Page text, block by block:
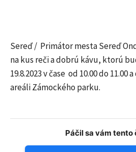
Sereď / Primátor mesta Sereď
na kus reči a dobrú kávu, ktorú
19.8.2023 v čase od 10.00 do 11.00
areáli Zámockého parku.
Páčil sa vám tento